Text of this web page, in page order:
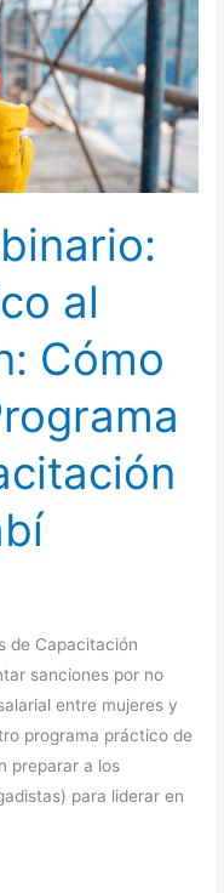
al
Cómo
de Capacitación
sanciones por no
entre mujeres y
programa práctico de
preparar a los
para liderar en